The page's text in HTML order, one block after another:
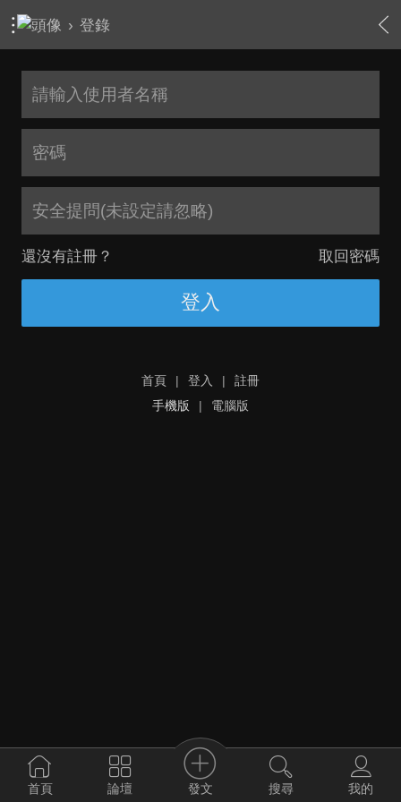
› 登錄
安全提問(未設定請忽略)
還沒有註冊？ 取回密碼
登入
首頁 | 登入 |
註冊
手機版
| 電腦版
首頁 論壇 發文 搜尋 我的